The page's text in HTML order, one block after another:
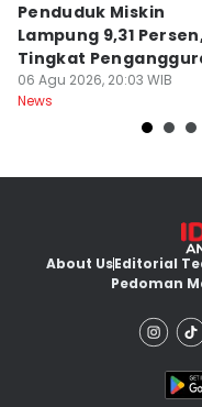
Penduduk Miskin
Lampung 9,31
Tingkat
Terbuka Naik
06 Agu 2026, 20:03 WIB
News
About UsEditorial
Pedoman